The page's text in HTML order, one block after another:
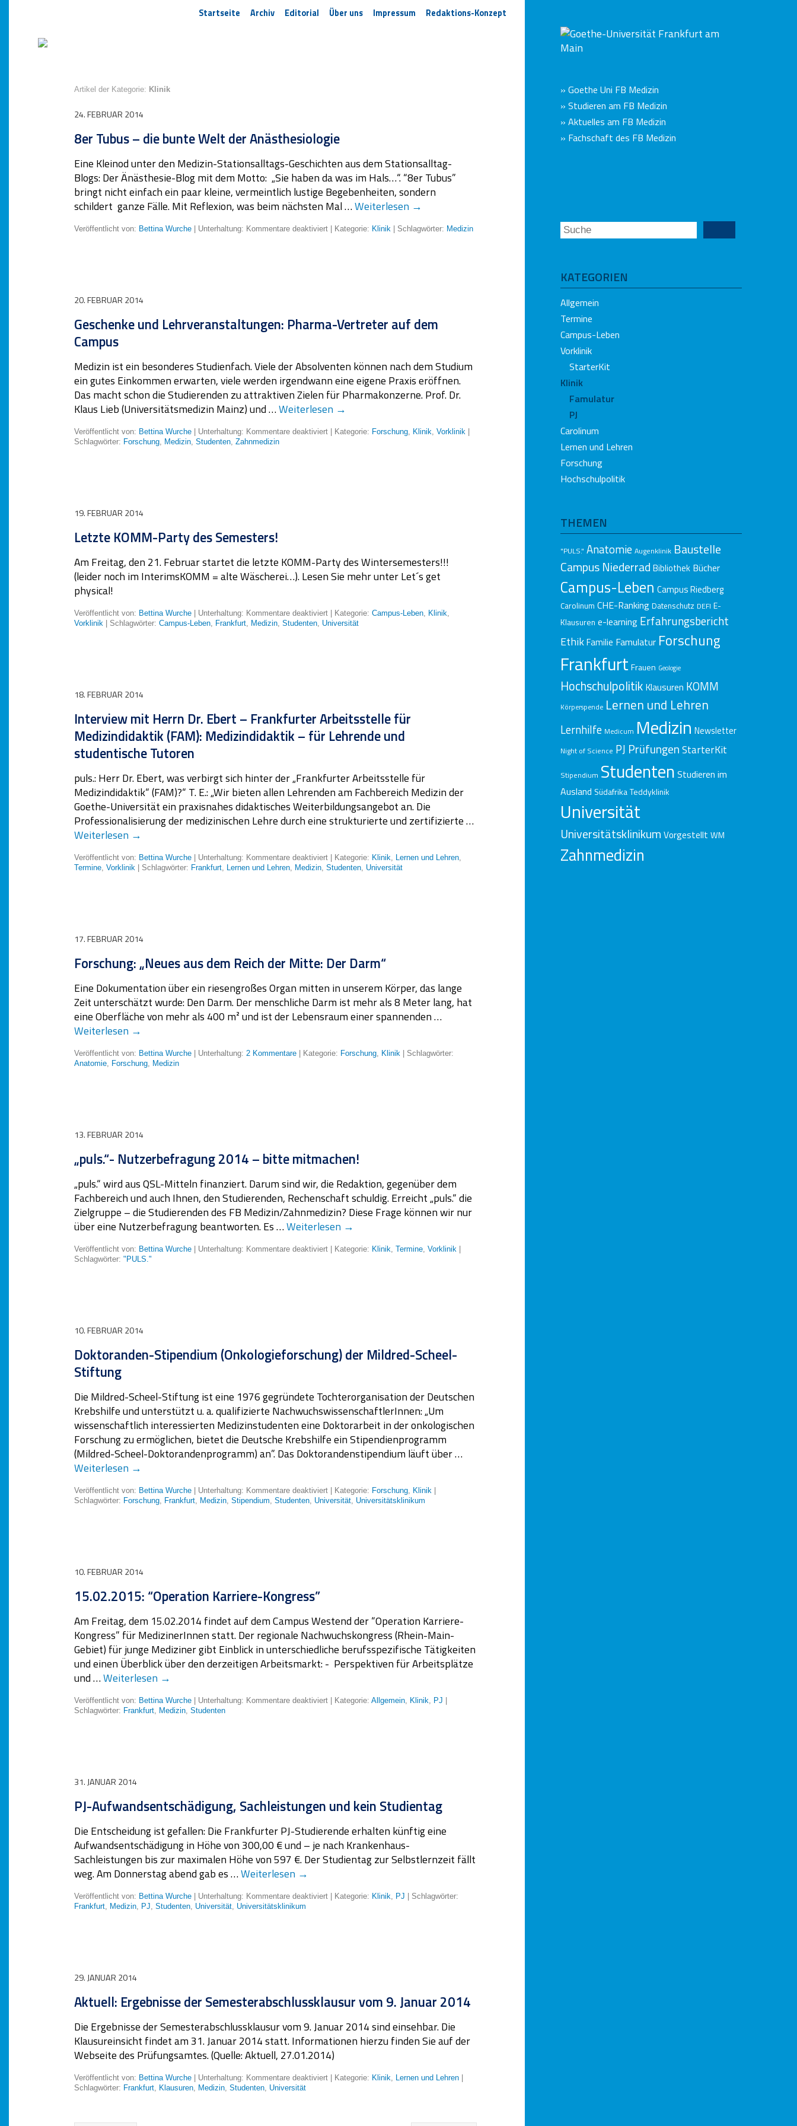
Startseite Archiv Editorial Über uns Impressum Redaktions-Konzept
Artikel der Kategorie: Klinik
24. FEBRUAR 2014
8er Tubus – die bunte Welt der Anästhesiologie
Eine Kleinod unter den Medizin-Stationsalltags-Geschichten aus dem Stationsalltag-
Blogs: Der Änästhesie-Blog mit dem Motto: „Sie haben da was im Hals…“. “8er Tubus”
bringt nicht einfach ein paar kleine, vermeintlich lustige Begebenheiten, sondern
schildert ganze Fälle. Mit Reflexion, was beim nächsten Mal …Weiterlesen →
Veröffentlicht von: Bettina Wurche | Unterhaltung: Kommentare deaktiviert | Kategorie: Klinik | Schlagwörter: Medizin
20. FEBRUAR 2014
Geschenke und Lehrveranstaltungen: Pharma-Vertreter auf dem
Campus
Medizin ist ein besonderes Studienfach. Viele der Absolventen können nach dem Studium
ein gutes Einkommen erwarten, viele werden irgendwann eine eigene Praxis eröffnen.
Das macht schon die Studierenden zu attraktiven Zielen für Pharmakonzerne. Prof. Dr.
Klaus Lieb (Universitätsmedizin Mainz) und …Weiterlesen →
Veröffentlicht von: Bettina Wurche | Unterhaltung: Kommentare deaktiviert | Kategorie: Forschung, Klinik, Vorklinik
Schlagwörter: Forschung, Medizin, Studenten, Zahnmedizin
19. FEBRUAR 2014
Letzte KOMM-Party des Semesters!
Am Freitag, den 21. Februar startet die letzte KOMM-Party des Wintersemesters!!!
(leider noch im InterimsKOMM = alte Wäscherei…). Lesen Sie mehr unter Let´s get
physical!
Veröffentlicht von: Bettina Wurche | Unterhaltung: Kommentare deaktiviert | Kategorie: Campus-Leben, Klinik,
Vorklinik
| Schlagwörter: Campus-Leben, Frankfurt, Medizin, Studenten, Universität
18. FEBRUAR 2014
Interview mit Herrn Dr. Ebert – Frankfurter Arbeitsstelle für
Medizindidaktik (FAM): Medizindidaktik – für Lehrende und
studentische Tutoren
puls.: Herr Dr. Ebert, was verbirgt sich hinter der „Frankfurter Arbeitsstelle für
Medizindidaktik“ (FAM)?“ T. E.: „Wir bieten allen Lehrenden am Fachbereich Medizin der
Goethe-Universität ein praxisnahes didaktisches Weiterbildungsangebot an. Die
Professionalisierung der medizinischen Lehre durch eine strukturierte und zertifizierte …
Weiterlesen →
Veröffentlicht von: Bettina Wurche | Unterhaltung: Kommentare deaktiviert | Kategorie: Klinik, Lernen und Lehren,
Termine, Vorklinik | Schlagwörter: Frankfurt, Lernen und Lehren, Medizin, Studenten, Universität
17. FEBRUAR 2014
Forschung: „Neues aus dem Reich der Mitte: Der Darm“
Eine Dokumentation über ein riesengroßes Organ mitten in unserem Körper, das lange
Zeit unterschätzt wurde: Den Darm. Der menschliche Darm ist mehr als 8 Meter lang, hat
eine Oberfläche von mehr als 400 m² und ist der Lebensraum einer spannenden …
Weiterlesen →
Veröffentlicht von: Bettina Wurche | Unterhaltung: 2 Kommentare | Kategorie: Forschung, Klinik
| Schlagwörter:
Anatomie, Forschung, Medizin
13. FEBRUAR 2014
„puls.“- Nutzerbefragung 2014 – bitte mitmachen!
„puls.“ wird aus QSL-Mitteln finanziert. Darum sind wir, die Redaktion, gegenüber dem
Fachbereich und auch Ihnen, den Studierenden, Rechenschaft schuldig. Erreicht „puls.“ die
Zielgruppe – die Studierenden des FB Medizin/Zahnmedizin? Diese Frage können wir nur
über eine Nutzerbefragung beantworten. Es …Weiterlesen →
Veröffentlicht von: Bettina Wurche | Unterhaltung: Kommentare deaktiviert | Kategorie: Klinik, Termine, Vorklinik
Schlagwörter: "PULS."
10. FEBRUAR 2014
Doktoranden-Stipendium (Onkologieforschung) der Mildred-Scheel-
Stiftung
Die Mildred-Scheel-Stiftung ist eine 1976 gegründete Tochterorganisation der Deutschen
Krebshilfe und unterstützt u. a. qualifizierte NachwuchswissenschaftlerInnen: „Um
wissenschaftlich interessierten Medizinstudenten eine Doktorarbeit in der onkologischen
Forschung zu ermöglichen, bietet die Deutsche Krebshilfe ein Stipendienprogramm
(Mildred-Scheel-Doktorandenprogramm) an”. Das Doktorandenstipendium läuft über …
Weiterlesen →
Veröffentlicht von: Bettina Wurche | Unterhaltung: Kommentare deaktiviert | Kategorie: Forschung, Klinik
Schlagwörter: Forschung, Frankfurt, Medizin, Stipendium, Studenten, Universität, Universitätsklinikum
10. FEBRUAR 2014
15.02.2015: “Operation Karriere-Kongress”
Am Freitag, dem 15.02.2014 findet auf dem Campus Westend der “Operation Karriere-
Kongress” für MedizinerInnen statt. Der regionale Nachwuchskongress (Rhein-Main-
Gebiet) für junge Mediziner gibt Einblick in unterschiedliche berufsspezifische Tätigkeiten
und einen Überblick über den derzeitigen Arbeitsmarkt: - Perspektiven für Arbeitsplätze
und …Weiterlesen →
Veröffentlicht von: Bettina Wurche | Unterhaltung: Kommentare deaktiviert | Kategorie: Allgemein, Klinik, PJ
Schlagwörter: Frankfurt, Medizin, Studenten
31. JANUAR 2014
PJ-Aufwandsentschädigung, Sachleistungen und kein Studientag
Die Entscheidung ist gefallen: Die Frankfurter PJ-Studierende erhalten künftig eine
Aufwandsentschädigung in Höhe von 300,00 € und – je nach Krankenhaus-
Sachleistungen bis zur maximalen Höhe von 597 €. Der Studientag zur Selbstlernzeit fällt
weg. Am Donnerstag abend gab es …Weiterlesen →
Veröffentlicht von: Bettina Wurche | Unterhaltung: Kommentare deaktiviert | Kategorie: Klinik, PJ
| Schlagwörter:
Frankfurt, Medizin, PJ, Studenten, Universität, Universitätsklinikum
29. JANUAR 2014
Aktuell: Ergebnisse der Semesterabschlussklausur vom 9. Januar 2014
Die Ergebnisse der Semesterabschlussklausur vom 9. Januar 2014 sind einsehbar. Die
Klausureinsicht findet am 31. Januar 2014 statt. Informationen hierzu finden Sie auf der
Webseite des Prüfungsamtes. (Quelle: Aktuell, 27.01.2014)
Veröffentlicht von: Bettina Wurche | Unterhaltung: Kommentare deaktiviert | Kategorie: Klinik, Lernen und Lehren
Schlagwörter: Frankfurt, Klausuren, Medizin, Studenten, Universität
» Goethe Uni FB Medizin
» Studieren am FB Medizin
» Aktuelles am FB Medizin
» Fachschaft des FB Medizin
KATEGORIEN
Allgemein
Termine
Campus-Leben
Vorklinik
StarterKit
Klinik
Famulatur
PJ
Carolinum
Lernen und Lehren
Forschung
Hochschulpolitik
THEMEN
"PULS." Anatomie Augenklinik Baustelle
Campus Niederrad Bibliothek Bücher
Campus-Leben Campus Riedberg
Carolinum CHE-Ranking Datenschutz DEFI E-
Klausuren e-learning Erfahrungsbericht
Ethik Familie Famulatur Forschung
Frankfurt Frauen Geologie
Hochschulpolitik Klausuren KOMM
Körperspende Lernen und Lehren
Lernhilfe Medicum Medizin Newsletter
Night of Science PJ Prüfungen StarterKit
Stipendium Studenten Studieren im
Ausland Südafrika Teddyklinik
Universität
Universitätsklinikum Vorgestellt WM
Zahnmedizin